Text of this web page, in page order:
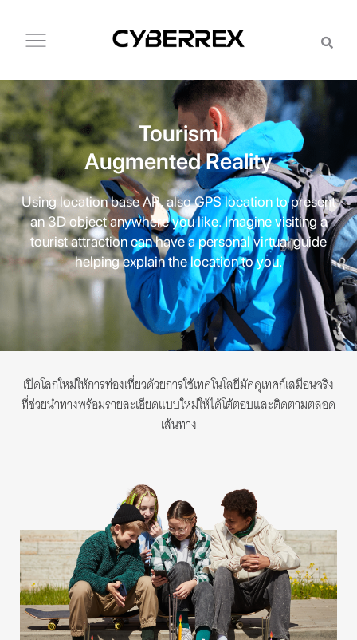
Tourism
Augmented Reality
Using location base AR, also GPS location to present
an 3D object anywhere you like. Imagine visiting a
tourist attraction can have a personal virtual guide
helping explain the location to you.
เปิดโลกใหม่ให้การท่องเที่ยวด้วยการใช้เทคโนโลยีมัคคุเทศก์เสมือนจริง
ที่ช่วยนำทางพร้อมรายละเอียดแบบใหม่ให้ได้โต้ตอบและติดตามตลอด
เส้นทาง